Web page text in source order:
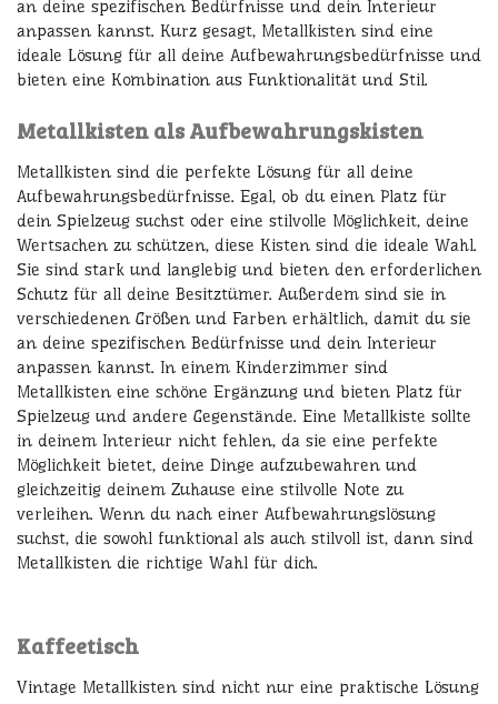
an deine spezifischen Bedürfnisse und dein Interieur
anpassen kannst. Kurz gesagt, Metallkisten sind eine
ideale Lösung für all deine Aufbewahrungsbedürfnisse und
bieten eine Kombination aus Funktionalität und Stil.
Metallkisten als Aufbewahrungskisten
Metallkisten sind die perfekte Lösung für all deine
Aufbewahrungsbedürfnisse. Egal, ob du einen Platz für
dein Spielzeug suchst oder eine stilvolle Möglichkeit, deine
Wertsachen zu schützen, diese Kisten sind die ideale Wahl.
Sie sind stark und langlebig und bieten den erforderlichen
Schutz für all deine Besitztümer. Außerdem sind sie in
verschiedenen Größen und Farben erhältlich, damit du sie
an deine spezifischen Bedürfnisse und dein Interieur
anpassen kannst. In einem Kinderzimmer sind
Metallkisten eine schöne Ergänzung und bieten Platz für
Spielzeug und andere Gegenstände. Eine Metallkiste sollte
in deinem Interieur nicht fehlen, da sie eine perfekte
Möglichkeit bietet, deine Dinge aufzubewahren und
gleichzeitig deinem Zuhause eine stilvolle Note zu
verleihen. Wenn du nach einer Aufbewahrungslösung
suchst, die sowohl funktional als auch stilvoll ist, dann sind
Metallkisten die richtige Wahl für dich.
Kaffeetisch
Vintage Metallkisten sind nicht nur eine praktische Lösung